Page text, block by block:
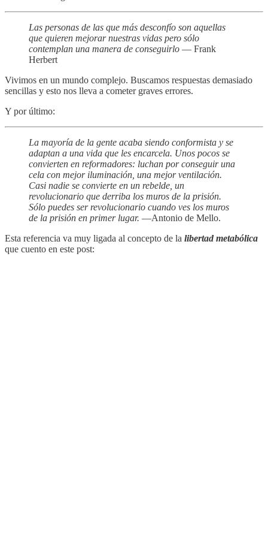
Las personas de las que más desconfío son aquellas
que quieren mejorar nuestras vidas pero sólo
contemplan una manera de conseguirlo — Frank
Herbert
Vivimos en un mundo complejo. Buscamos respuestas demasiado
sencillas y esto nos lleva a cometer graves errores.
Y por último:
La mayoría de la gente acaba siendo conformista y se
adaptan a una vida que les encarcela. Unos pocos se
convierten en reformadores: luchan por conseguir una
cela con mejor iluminación, una mejor ventilación.
Casi nadie se convierte en un rebelde, un
revolucionario que derriba los muros de la prisión.
Sólo puedes ser revolucionario cuando ves los muros
de la prisión en primer lugar. —Antonio de Mello.
Esta referencia va muy ligada al concepto de la libertad metabólica
que cuento en este post: